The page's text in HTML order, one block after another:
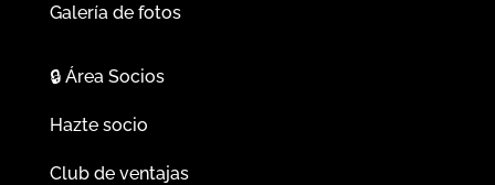
Galería de fotos
🔒Área Socios
Hazte socio
Club de ventajas